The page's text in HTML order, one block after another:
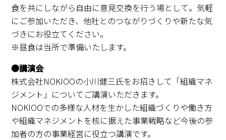
食を共にしながら自由に意見交換を行う場として。気軽
にご参加いただき、他社とのつながりづくりや新たな気
づきにお役立てください。
※昼食は当所で準備いたします。
●講演会
株式会社NOKIOOの小川健三氏をお招きして「組織マネ
ジメント」についてご講演いただきます。
NOKIOOでの多様な人材を生かした組織づくりや働き方
や組織マネジメントを核に据えた事業戦略など今後の参
加者の方の事業経営に役立つ講演です。